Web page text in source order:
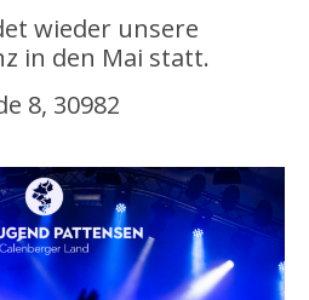
in den Mai statt.
8, 30982